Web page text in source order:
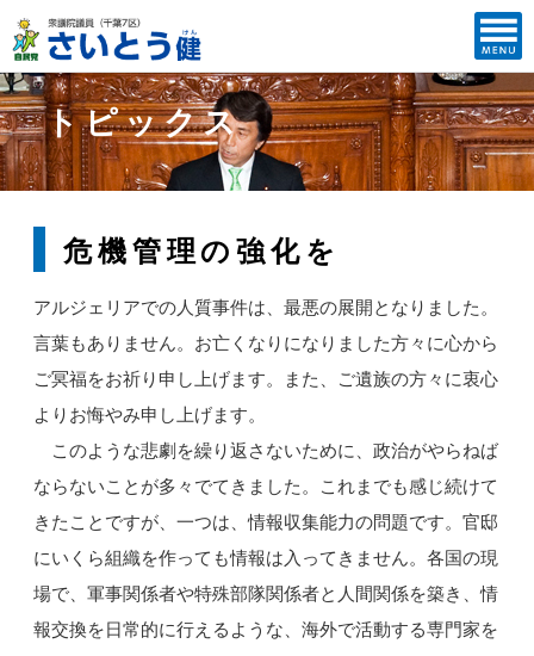
トピックス
危機管理の強化を
アルジェリアでの人質事件は、最悪の展開となりました。
言葉もありません。お亡くなりになりました方々に心から
ご冥福をお祈り申し上げます。また、ご遺族の方々に衷心
よりお悔やみ申し上げます。
このような悲劇を繰り返さないために、政治がやらねば
ならないことが多々でてきました。これまでも感じ続けて
きたことですが、一つは、情報収集能力の問題です。官邸
にいくら組織を作っても情報は入ってきません。各国の現
場で、軍事関係者や特殊部隊関係者と人間関係を築き、情
報交換を日常的に行えるような、海外で活動する専門家を